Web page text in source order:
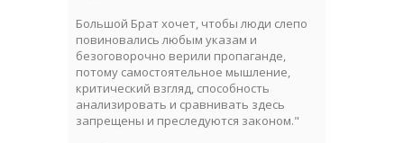
Большой Брат хочет, чтобы люди слепо
повиновались любым указам и
безоговорочно верили пропаганде,
потому самостоятельное мышление,
критический взгляд, способность
анализировать и сравнивать здесь
запрещены и преследуются законом."